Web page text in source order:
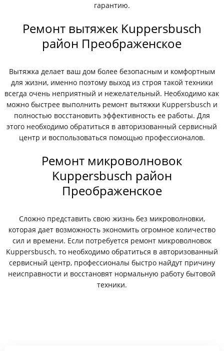
гарантию.
Ремонт вытяжек Kuppersbusch
район Преображенское
Вытяжка делает ваш дом более безопасным и комфортным
для жизни, именно поэтому выход из строя такой техники
всегда очень неприятный и нежелательный. Необходимо как
можно быстрее выполнить ремонт вытяжки Kuppersbusch и
полностью восстановить эффективность ее работы. Для
этого необходимо обратиться в авторизованный сервисный
центр и воспользоваться помощью профессионалов.
Ремонт микроволновок
Kuppersbusch район
Преображенское
Сложно представить свою жизнь без микроволновки,
которая дает возможность экономить огромное количество
сил и времени. Если потребуется ремонт микроволновок
Kuppersbusch, то необходимо обратиться в авторизованный
сервисный центр, профессионалы быстро найдут причину
неисправности и восстановят нормальную работу бытовой
техники.